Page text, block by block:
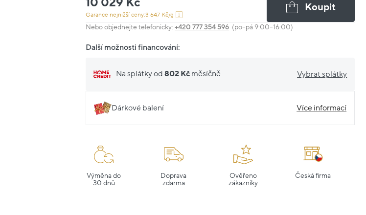
10 029 Kč
Garance nejnižší ceny:3 647 Kč/g
Koupit
Nebo objednejte telefonicky:+420 777 354 596 (po–pá 9:00–16:00)
Další možnosti financování:
Na splátky od802 Kč měsíčně Vybrat splátky
Dárkové balení Více informací
Výměna do
30 dnů
Doprava
zdarma
Ověřeno
zákazníky
Česká firma